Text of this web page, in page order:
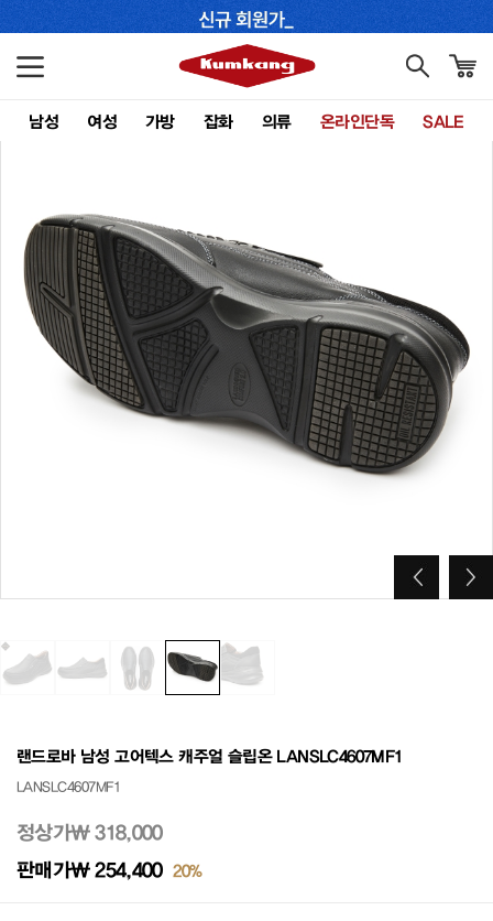
남성 여성 가방 잡화 의류 온라인단독 SALE
랜드로바 남성 고어텍스 캐주얼 슬립온 LANSLC4607MF1
LANSLC4607MF1
정상가₩ 318,000
판매가₩ 254,400 20%